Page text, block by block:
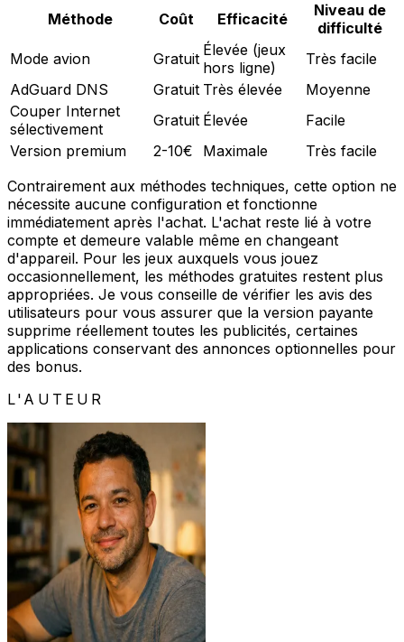
Méthode Coût Efficacité
Niveau de
difficulté
Mode avion
Gratuit Élevée (jeux
hors ligne)
Très facile
AdGuard DNS
Gratuit Très élevée
Moyenne
Couper Internet
sélectivement
Gratuit Élevée
Facile
Version premium
2-10€ Maximale
Très facile
Contrairement aux méthodes techniques, cette option ne
nécessite aucune configuration et fonctionne
immédiatement après l'achat. L'achat reste lié à votre
compte et demeure valable même en changeant
d'appareil. Pour les jeux auxquels vous jouez
occasionnellement, les méthodes gratuites restent plus
appropriées. Je vous conseille de vérifier les avis des
utilisateurs pour vous assurer que la version payante
supprime réellement toutes les publicités, certaines
applications conservant des annonces optionnelles pour
des bonus.
L'AUTEUR